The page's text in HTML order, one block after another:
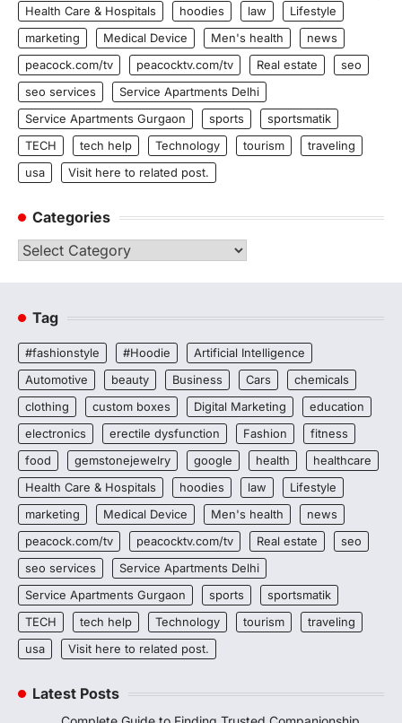
Health Care & Hospitals
hoodies law
Lifestyle
marketing
Medical Device Men's health
news
peacock.com/tv
peacocktv.com/tv Real estate
seo
seo services
Service Apartments Delhi
Service Apartments Gurgaon
sports
sportsmatik
TECH
tech help Technology tourism
traveling
usa
Visit here to related post.
Categories
Categories
Tag
#fashionstyle #Hoodie
Artificial Intelligence
Automotive
beauty Business Cars
chemicals
clothing
custom boxes Digital Marketing
education
electronics
erectile dysfunction Fashion
fitness
food
gemstonejewelry google health
healthcare
Health Care & Hospitals
hoodies law
Lifestyle
marketing
Medical Device Men's health
news
peacock.com/tv
peacocktv.com/tv Real estate
seo
seo services
Service Apartments Delhi
Service Apartments Gurgaon
sports
sportsmatik
TECH
tech help Technology tourism
traveling
usa
Visit here to related post.
Latest Posts